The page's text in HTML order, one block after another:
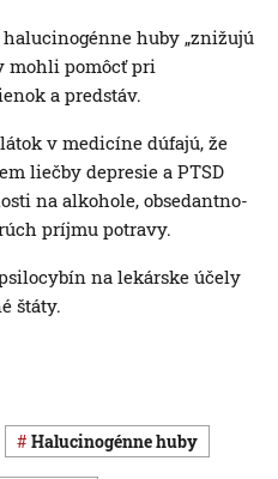
huby „znižujú
mohli pomôcť pri
a predstáv.
v medicíne dúfajú, že
liečby depresie a PTSD
na alkohole, obsedantno-
príjmu potravy.
na lekárske účely
štáty.
halucinogénne huby